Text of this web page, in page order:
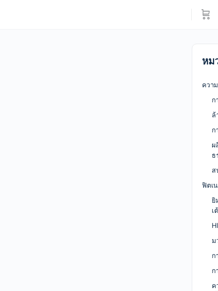
หม
ควา
ก
ล้
ก
ผ
ธ
ส
ฟิตเ
ยิ
เ
ม
ก
ก
ค